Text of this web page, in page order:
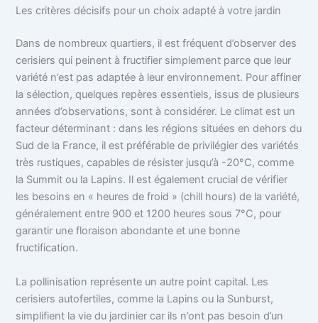
Les critères décisifs pour un choix adapté à votre jardin
Dans de nombreux quartiers, il est fréquent d’observer des
cerisiers qui peinent à fructifier simplement parce que leur
variété n’est pas adaptée à leur environnement. Pour affiner
la sélection, quelques repères essentiels, issus de plusieurs
années d’observations, sont à considérer. Le climat est un
facteur déterminant : dans les régions situées en dehors du
Sud de la France, il est préférable de privilégier des variétés
très rustiques, capables de résister jusqu’à -20°C, comme
la Summit ou la Lapins. Il est également crucial de vérifier
les besoins en « heures de froid » (chill hours) de la variété,
généralement entre 900 et 1200 heures sous 7°C, pour
garantir une floraison abondante et une bonne
fructification.
La pollinisation représente un autre point capital. Les
cerisiers autofertiles, comme la Lapins ou la Sunburst,
simplifient la vie du jardinier car ils n’ont pas besoin d’un